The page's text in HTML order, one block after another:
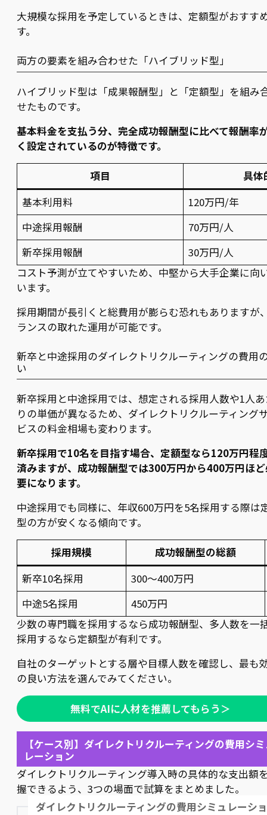
大規模な採用を予定しているときは、定額型がおすす
す。
両方の要素を組み合わせた「ハイブリッド型」
ハイブリッド型は「成果報酬型」と「定額型」を組み
せたものです。
基本料金を支払う分、完全成功報酬型に比べて報酬率
く設定されているのが特徴です。
項目
具体
基本利用料
120万円/年
中途採用報酬
70万円/人
新卒採用報酬
30万円/人
コスト予測が立てやすいため、中堅から大手企業に向
います。
採用期間が長引くと総費用が膨らむ恐れもありますが
ランスの取れた運用が可能です。
新卒と中途採用のダイレクトリクルーティングの費用
い
新卒採用と中途採用では、想定される採用人数や1人
りの単価が異なるため、ダイレクトリクルーティング
ビスの料金相場も変わります。
新卒採用で10名を目指す場合、定額型なら120万円程
済みますが、成功報酬型では300万円から400万円ほ
要になります。
中途採用でも同様に、年収600万円を5名採用する際は
型の方が安くなる傾向です。
採用規模
成功報酬型の総額
新卒10名採用
300〜400万円
中途5名採用
450万円
少数の専門職を採用するなら成功報酬型、多人数を一
採用するなら定額型が有利です。
自社のターゲットとする層や目標人数を確認し、最も
の良い方法を選んでみてください。
無料でAIに人材を推薦してもらう＞
【ケース別】ダイレクトリクルーティングの費用シ
レーション
ダイレクトリクルーティング導入時の具体的な支出額
握できるよう、3つの場面で試算をまとめました。
ダイレクトリクルーティングの費用シミュレーシ